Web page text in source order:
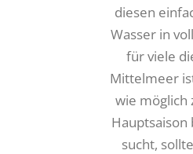
diesen
Wasser in
für viele
Mittelmeer
wie möglich
sucht,